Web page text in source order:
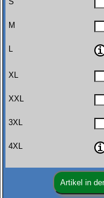
M
L
XL
XXL
3XL
4XL